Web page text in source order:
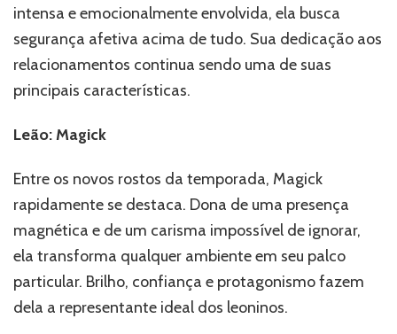
intensa e emocionalmente envolvida, ela busca
segurança afetiva acima de tudo. Sua dedicação aos
relacionamentos continua sendo uma de suas
principais características.
Leão: Magick
Entre os novos rostos da temporada, Magick
rapidamente se destaca. Dona de uma presença
magnética e de um carisma impossível de ignorar,
ela transforma qualquer ambiente em seu palco
particular. Brilho, confiança e protagonismo fazem
dela a representante ideal dos leoninos.